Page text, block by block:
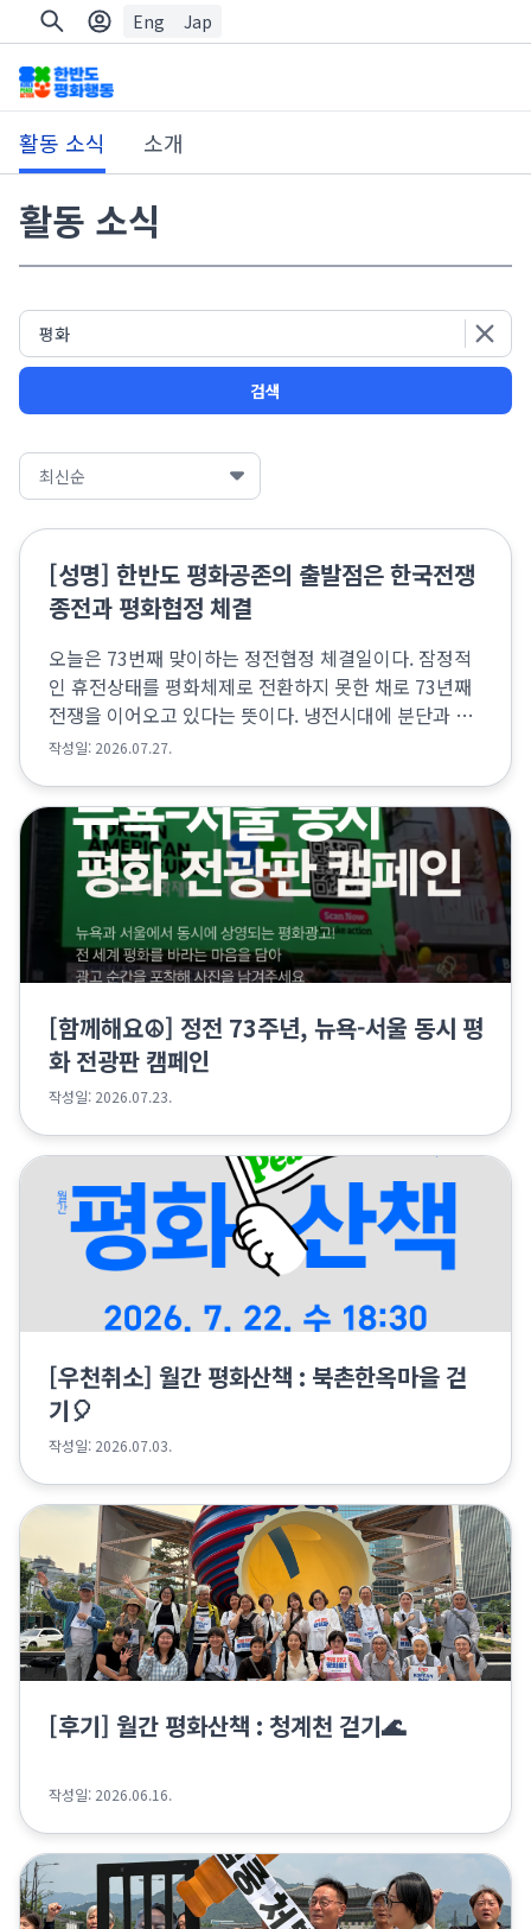
Eng Jap
활동 소식 소개
활동 소식
검색
[성명] 한반도 평화공존의 출발점은 한국전쟁
종전과 평화협정 체결
오늘은 73번째 맞이하는 정전협정 체결일이다. 잠정적
인 휴전상태를 평화체제로 전환하지 못한 채로 73년째
전쟁을 이어오고 있다는 뜻이다. 냉전시대에 분단과 전
쟁에 휘말렸던 남과 북은 탈냉전 시대에도 적대관계와
작성일: 2026.07.27.
[함께해요☮️] 정전 73주년, 뉴욕-서울 동시 평
화 전광판 캠페인
작성일: 2026.07.23.
[우천취소] 월간 평화산책 : 북촌한옥마을 걷
기🎈
작성일: 2026.07.03.
[후기] 월간 평화산책 : 청계천 걷기🌊
작성일: 2026.06.16.